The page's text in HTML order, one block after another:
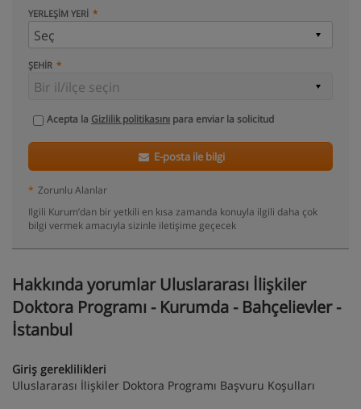
YERLEŞIM YERI
ŞEHIR
Acepta la Gizlilik politikasını para enviar la solicitud
E-posta ile bilgi
* Zorunlu Alanlar
Ilgili Kurum’dan bir yetkili en kısa zamanda konuyla ilgili daha çok
bilgi vermek amacıyla sizinle iletişime geçecek
Hakkında yorumlar Uluslararası İlişkiler
Doktora Programı - Kurumda - Bahçelievler -
İstanbul
Giriş gereklilikleri
Uluslararası İlişkiler Doktora Programı Başvuru Koşulları